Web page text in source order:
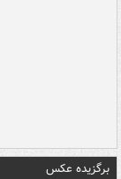
برگزیده عکس